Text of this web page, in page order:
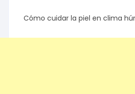
Cómo cuidar la piel en clima